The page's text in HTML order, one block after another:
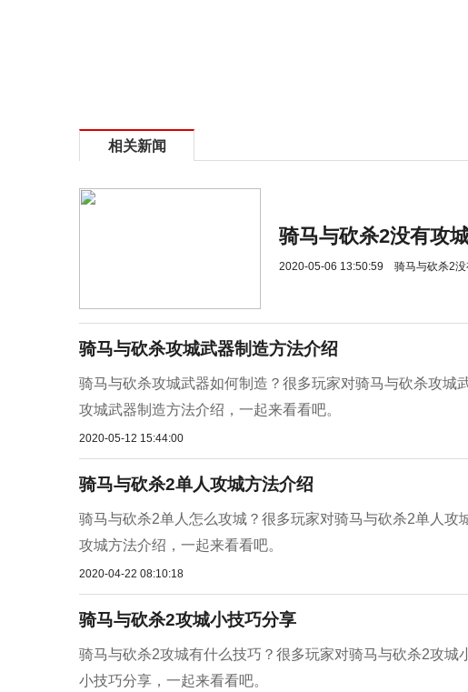
相关新闻
骑马与砍杀2没有攻
2020-05-06 13:50:59 骑马与砍杀2
骑马与砍杀攻城武器制造方法介绍
骑马与砍杀攻城武器如何制造？很多玩家对骑马与砍杀攻城
攻城武器制造方法介绍，一起来看看吧。
2020-05-12 15:44:00
骑马与砍杀2单人攻城方法介绍
骑马与砍杀2单人怎么攻城？很多玩家对骑马与砍杀2单人攻
攻城方法介绍，一起来看看吧。
2020-04-22 08:10:18
骑马与砍杀2攻城小技巧分享
骑马与砍杀2攻城有什么技巧？很多玩家对骑马与砍杀2攻
小技巧分享，一起来看看吧。